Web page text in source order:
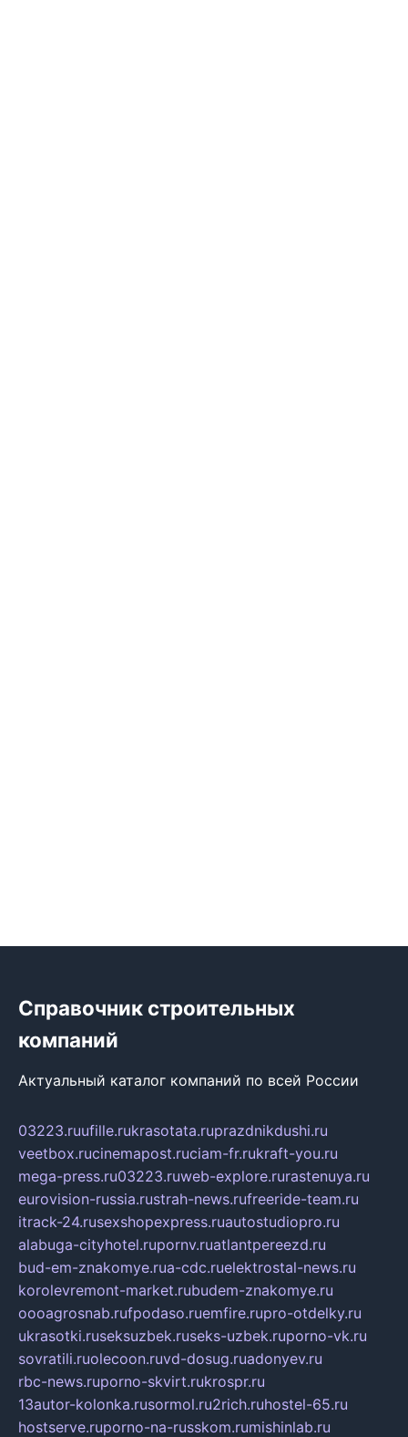
Справочник строительных
компаний
Актуальный каталог компаний по всей России
03223.ruufille.rukrasotata.ruprazdnikdushi.ru
veetbox.rucinemapost.ruciam-fr.rukraft-you.ru
mega-press.ru03223.ruweb-explore.rurastenuya.ru
eurovision-russia.rustrah-news.rufreeride-team.ru
itrack-24.rusexshopexpress.ruautostudiopro.ru
alabuga-cityhotel.rupornv.ruatlantpereezd.ru
bud-em-znakomye.rua-cdc.ruelektrostal-news.ru
korolevremont-market.rubudem-znakomye.ru
oooagrosnab.rufpodaso.ruemfire.rupro-otdelky.ru
ukrasotki.ruseksuzbek.ruseks-uzbek.ruporno-vk.ru
sovratili.ruolecoon.ruvd-dosug.ruadonyev.ru
rbc-news.ruporno-skvirt.rukrospr.ru
13autor-kolonka.rusormol.ru2rich.ruhostel-65.ru
hostserve.ruporno-na-russkom.rumishinlab.ru